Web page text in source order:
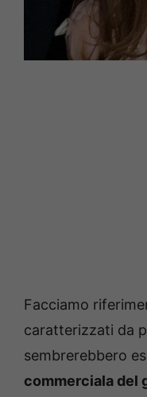
Facciamo
caratterizzati da
sembrerebbero
commerciala del